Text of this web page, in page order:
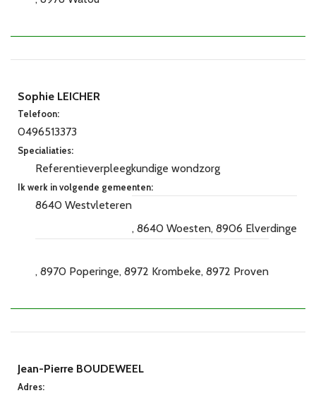
Sophie LEICHER
Telefoon:
0496513373
Specialiaties:
Referentieverpleegkundige wondzorg
Ik werk in volgende gemeenten:
8640 Westvleteren
8640 Woesten 8906 Elverdinge
8970 Poperinge 8972 Krombeke 8972 Proven
Jean-Pierre BOUDEWEEL
Adres: